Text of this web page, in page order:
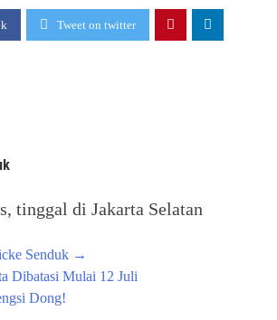
Tweet on twitter
tinggal di Jakarta Selatan
Senduk →
Dibatasi Mulai 12 Juli
Dong!